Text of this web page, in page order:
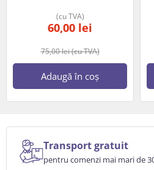
75,00lei(cu TVA)
60,00 lei
(cu TVA)
Adaugă în coș
Transport gratuit
pentru comenzi mai mari de